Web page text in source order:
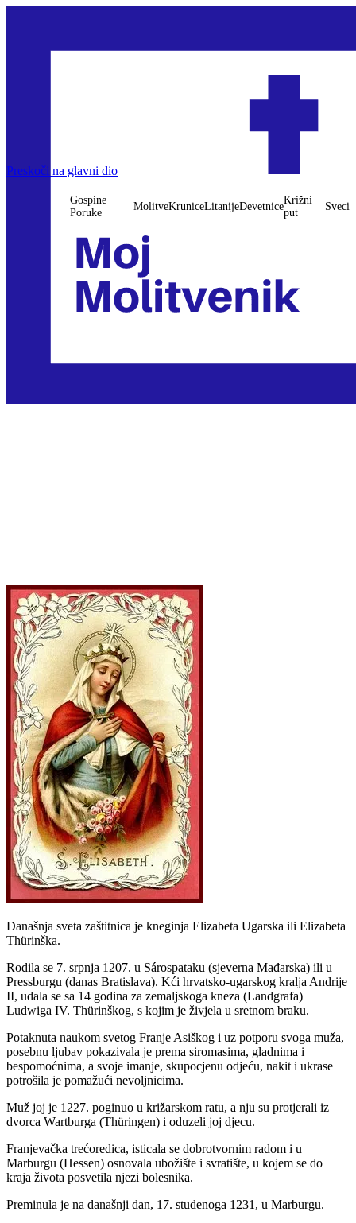
Preskoči na glavni dio
Gospine
Poruke
MolitveKruniceLitanijeDevetnice
Križni
put
Sveci
Današnja sveta zaštitnica je kneginja Elizabeta Ugarska ili Elizabeta
Thürinška.
Rodila se 7. srpnja 1207. u Sárospataku (sjeverna Mađarska) ili u
Pressburgu (danas Bratislava). Kći hrvatsko-ugarskog kralja Andrije
II, udala se sa 14 godina za zemaljskoga kneza (Landgrafa)
Ludwiga IV. Thürinškog, s kojim je živjela u sretnom braku.
Potaknuta naukom svetog Franje Asiškog i uz potporu svoga muža,
posebnu ljubav pokazivala je prema siromasima, gladnima i
bespomoćnima, a svoje imanje, skupocjenu odjeću, nakit i ukrase
potrošila je pomažući nevoljnicima.
Muž joj je 1227. poginuo u križarskom ratu, a nju su protjerali iz
dvorca Wartburga (Thüringen) i oduzeli joj djecu.
Franjevačka trećoredica, isticala se dobrotvornim radom i u
Marburgu (Hessen) osnovala ubožište i svratište, u kojem se do
kraja života posvetila njezi bolesnika.
Preminula je na današnji dan, 17. studenoga 1231, u Marburgu.